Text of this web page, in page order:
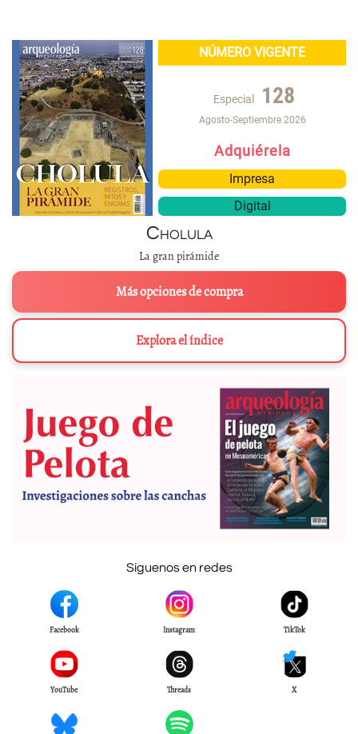
NÚMERO VIGENTE
Especial 128
Agosto-Septiembre 2026
Adquiérela
Impresa
Digital
Cholula
La gran pirámide
Más opciones de compra
Explora el índice
Síguenos en redes
Facebook Instagram TikTok
YouTube Threads X